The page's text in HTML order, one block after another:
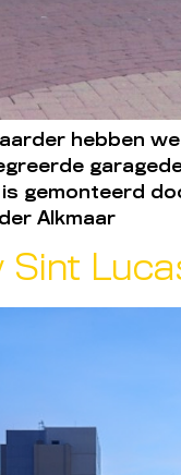
hebben
gemonteerd
Alkmaar